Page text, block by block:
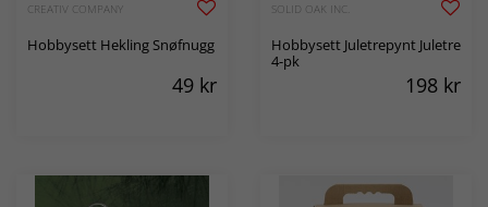
CREATIV COMPANY
Hobbysett Hekling Snøfnugg
49 kr
SOLID OAK INC.
Hobbysett Juletrepynt Juletre
4-pk
198 kr